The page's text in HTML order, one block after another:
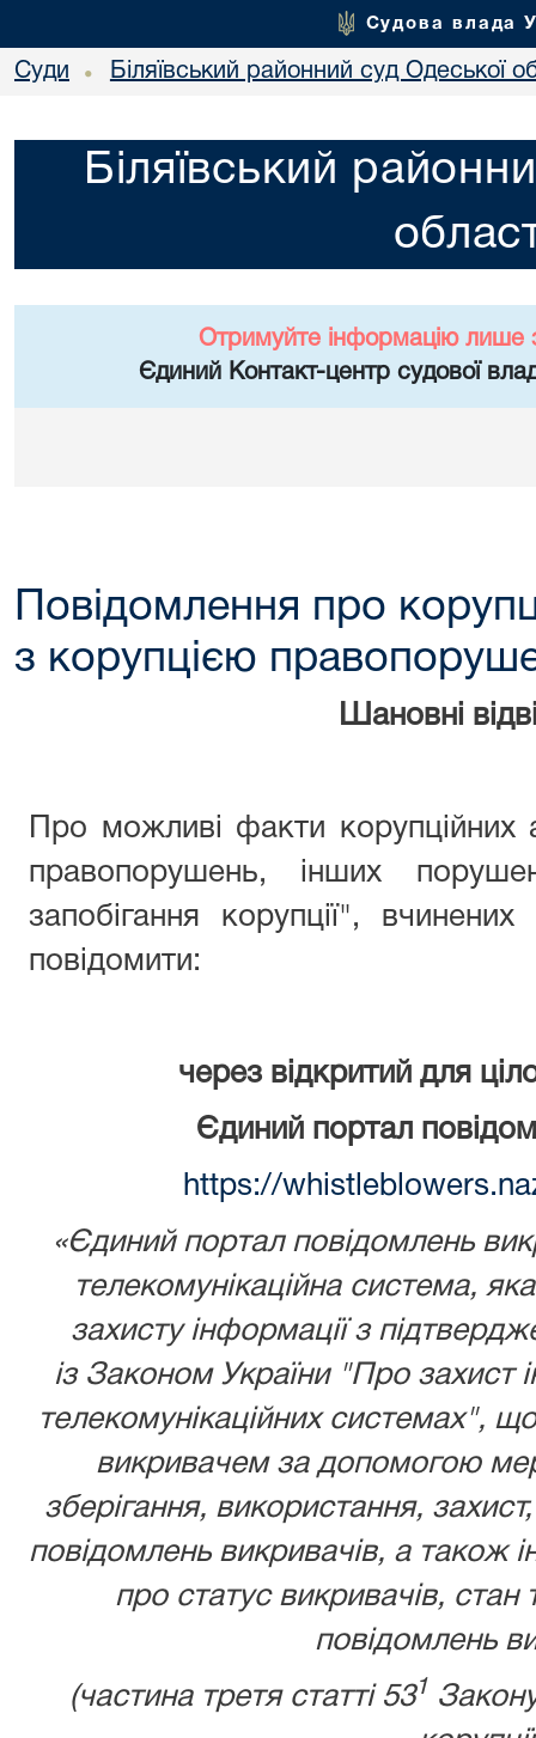
Судова влада
Суди • Біляївський районний суд Одеської
Біляївський
Отримуйте інформацію лише
Єдиний Контакт-центр судової
Повідомлення про
з корупцією
Шановні
Про можливі факти
правопорушень, інших
запобігання корупції", вчинених
повідомити:
через відкритий для
Єдиний портал
https://
«Єдиний портал повідомлень
телекомунікаційна система,
захисту інформації з
із Законом України"Про захист
телекомунікаційних системах",
викривачем за допомогою
зберігання, використання,
повідомлень викривачів, а також
про статус викривачів, стан
повідомлень
(частина третя статті 531